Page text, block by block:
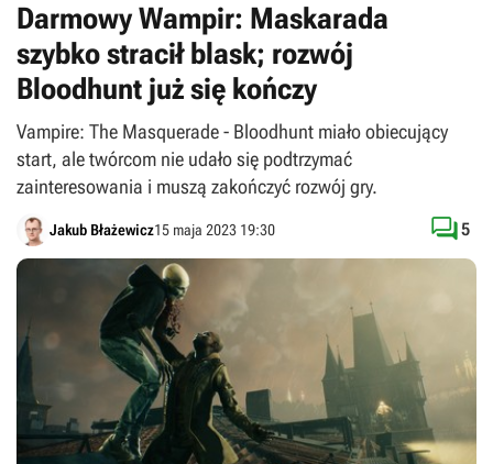
Darmowy Wampir: Maskarada
szybko stracił blask; rozwój
Bloodhunt już się kończy
Vampire: The Masquerade - Bloodhunt miało obiecujący
start, ale twórcom nie udało się podtrzymać
zainteresowania i muszą zakończyć rozwój gry.
Jakub Błażewicz15 maja 2023 19:30 5